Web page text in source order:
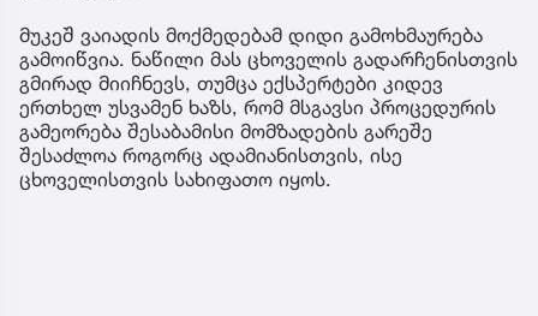
მუკეშ ვაიადის მოქმედებამ დიდი გამოხმაურება
გამოიწვია. ნაწილი მას ცხოველის გადარჩენისთვის
გმირად მიიჩნევს, თუმცა ექსპერტები კიდევ
ერთხელ უსვამენ ხაზს, რომ მსგავსი პროცედურის
გამეორება შესაბამისი მომზადების გარეშე
შესაძლოა როგორც ადამიანისთვის, ისე
ცხოველისთვის სახიფათო იყოს.